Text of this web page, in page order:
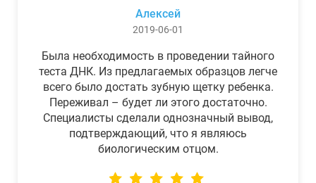
Алексей
2019-06-01
Была необходимость в проведении тайного
теста ДНК. Из предлагаемых образцов легче
всего было достать зубную щетку ребенка.
Переживал – будет ли этого достаточно.
Специалисты сделали однозначный вывод,
подтверждающий, что я являюсь
биологическим отцом.